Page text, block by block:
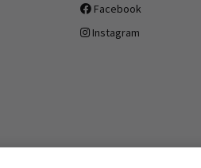
Facebook
Instagram